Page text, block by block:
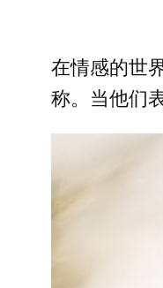
在情感的世
称。当他们